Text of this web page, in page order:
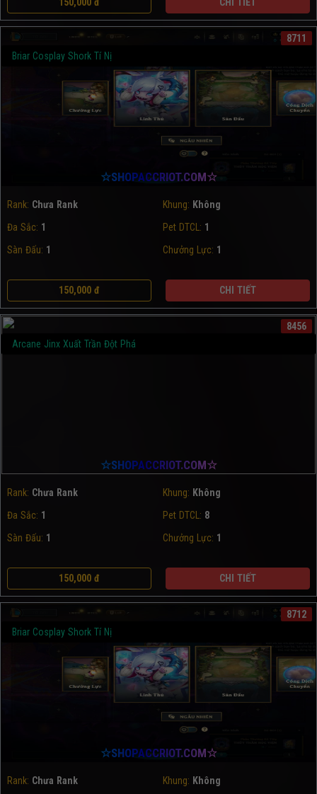
Briar Cosplay Shork Tí Nị
8711
☆SHOPACCRIOT.COM☆
Rank: Chưa Rank Khung: Không
Đa Sắc: 1 Pet DTCL: 1
Sàn Đấu: 1 Chưởng Lực: 1
150,000 đ CHI TIẾT
Arcane Jinx Xuất Trần Đột Phá
8456
☆SHOPACCRIOT.COM☆
Rank: Chưa Rank Khung: Không
Đa Sắc: 1 Pet DTCL: 8
Sàn Đấu: 1 Chưởng Lực: 1
150,000 đ CHI TIẾT
Briar Cosplay Shork Tí Nị
8712
☆SHOPACCRIOT.COM☆
Rank: Chưa Rank Khung: Không